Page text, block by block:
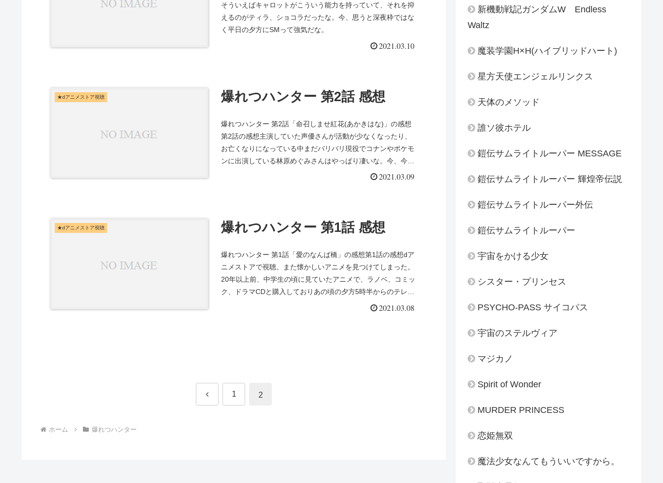
そういえばキャロットがこういう能力を持っていて、それを抑
えるのがティラ、ショコラだったな。今、思うと深夜枠ではな
く平日の夕方にSMって強気だな。
2021.03.10
★dアニメストア視聴 爆れつハンター 第2話 感想
爆れつハンター 第2話「命召しませ紅花(あかきはな)」の感想
第2話の感想主演していた声優さんが活動が少なくなったり、
お亡くなりになっている中まだバリバリ現役でコナンやポケモ
ンに出演している林原めぐみさんはやっぱり凄いな。今、今回
2021.03.09
★dアニメストア視聴 爆れつハンター 第1話 感想
爆れつハンター 第1話「愛のなんぱ橋」の感想第1話の感想dア
ニメストアで視聴。また懐かしいアニメを見つけてしまった。
20年以上前、中学生の頃に見ていたアニメで、ラノベ、コミッ
ク、ドラマCDと購入しておりあの頃の夕方5時半からのテレビ
2021.03.08
前 1 2
ホーム 爆れつハンター
新機動戦記ガンダムW Endless
Waltz
魔装学園H×H(ハイブリッドハート)
星方天使エンジェルリンクス
天体のメソッド
誰ソ彼ホテル
鎧伝サムライトルーパー MESSAGE
鎧伝サムライトルーパー 輝煌帝伝説
鎧伝サムライトルーパー外伝
鎧伝サムライトルーパー
宇宙をかける少女
シスター・プリンセス
PSYCHO-PASS サイコパス
宇宙のステルヴィア
マジカノ
Spirit of Wonder
MURDER PRINCESS
恋姫無双
魔法少女なんてもういいですから。